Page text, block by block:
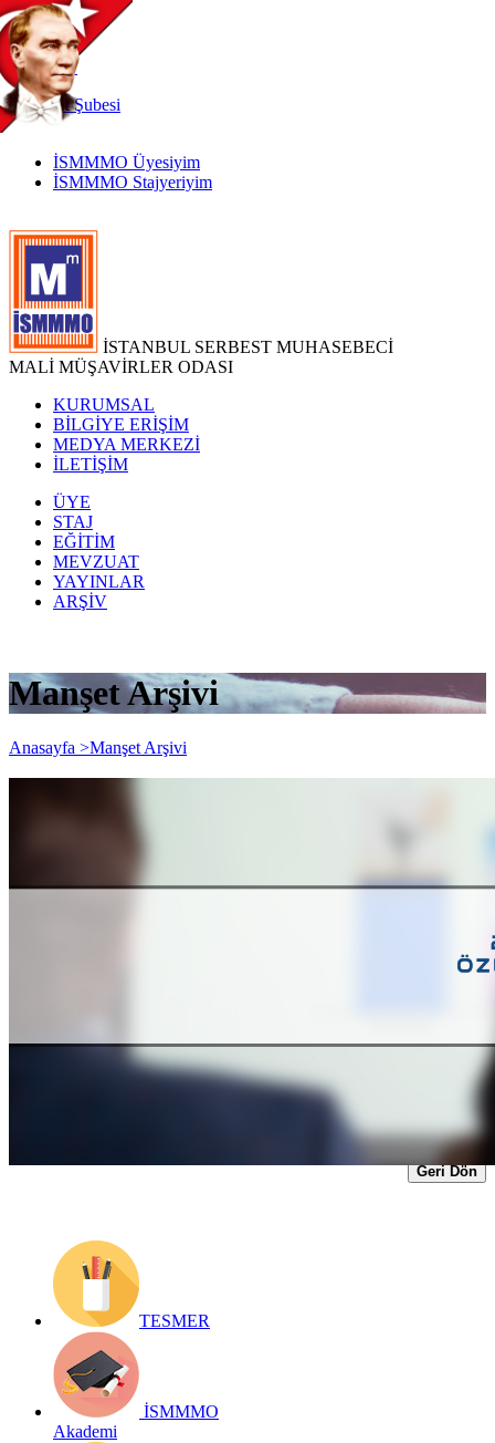
TR
|
EN
İnternetŞubesi
İSMMMO Üyesiyim
İSMMMO Stajyeriyim
İSTANBUL SERBEST MUHASEBECİ
MALİ MÜŞAVİRLER ODASI
KURUMSAL
BİLGİYE ERİŞİM
MEDYA MERKEZİ
İLETİŞİM
ÜYE
STAJ
EĞİTİM
MEVZUAT
YAYINLAR
ARŞİV
Manşet Arşivi
Anasayfa >Manşet Arşivi
2021 Yılı Gelirlerinde Özellik Arz Eden
Yayın Tarihi: 10 Mart 2022
https://www.ismmmo.org.tr/dosya/3192/Egitim-
Dosya/10032022-ismmmo-gv-semineri-2021-kazanclari.pdf
Geri Dön
TESMER
İSMMMO
Akademi